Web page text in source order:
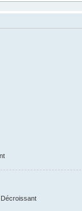
Décroissant